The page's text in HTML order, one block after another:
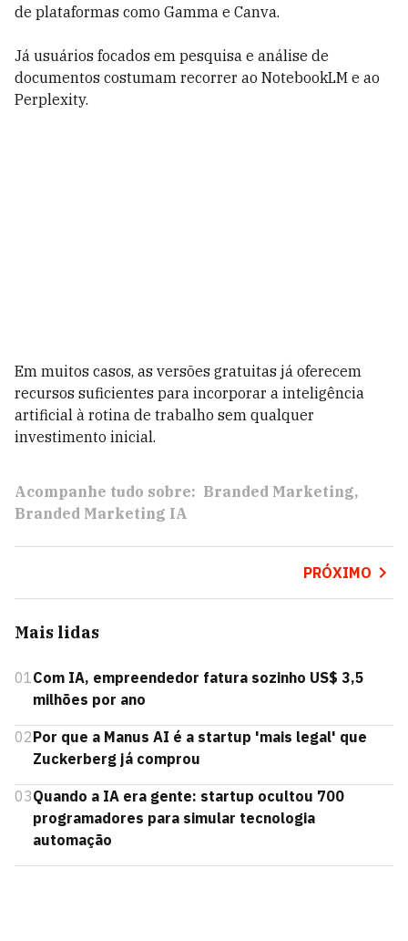
de plataformas como Gamma e Canva.
Já usuários focados em pesquisa e análise de
documentos costumam recorrer ao NotebookLM e ao
Perplexity.
Em muitos casos, as versões gratuitas já oferecem
recursos suficientes para incorporar a inteligência
artificial à rotina de trabalho sem qualquer
investimento inicial.
Acompanhe tudo sobre: Branded Marketing
Branded Marketing IA
PRÓXIMO
Mais lidas
01Com IA, empreendedor fatura sozinho US$ 3,5
milhões por ano
02Por que a Manus AI é a startup 'mais legal' que
Zuckerberg já comprou
03Quando a IA era gente: startup ocultou 700
programadores para simular tecnologia
automação